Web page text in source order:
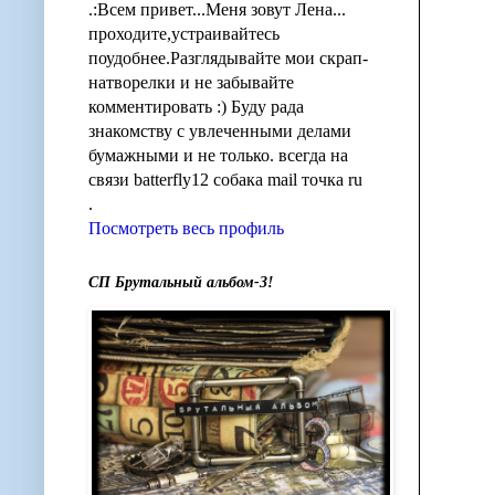
.:Всем привет...Меня зовут Лена...
проходите,устраивайтесь
поудобнее.Разглядывайте мои скрап-
натворелки и не забывайте
комментировать :) Буду рада
знакомству с увлеченными делами
бумажными и не только. всегда на
связи batterfly12 собака mail точка ru
.
Посмотреть весь профиль
СП Брутальный альбом-3!